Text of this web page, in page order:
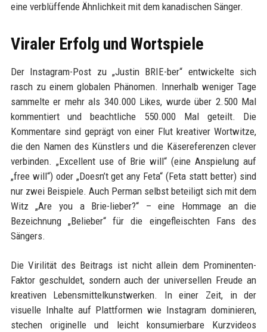
eine verblüffende Ähnlichkeit mit dem kanadischen Sänger.
Viraler Erfolg und Wortspiele
Der Instagram-Post zu „Justin BRIE-ber“ entwickelte sich
rasch zu einem globalen Phänomen. Innerhalb weniger Tage
sammelte er mehr als 340.000 Likes, wurde über 2.500 Mal
kommentiert und beachtliche 550.000 Mal geteilt. Die
Kommentare sind geprägt von einer Flut kreativer Wortwitze,
die den Namen des Künstlers und die Käsereferenzen clever
verbinden. „Excellent use of Brie will“ (eine Anspielung auf
„free will“) oder „Doesn’t get any Feta“ (Feta statt better) sind
nur zwei Beispiele. Auch Perman selbst beteiligt sich mit dem
Witz „Are you a Brie-lieber?“ – eine Hommage an die
Bezeichnung „Belieber“ für die eingefleischten Fans des
Sängers.
Die Virilität des Beitrags ist nicht allein dem Prominenten-
Faktor geschuldet, sondern auch der universellen Freude an
kreativen Lebensmittelkunstwerken. In einer Zeit, in der
visuelle Inhalte auf Plattformen wie Instagram dominieren,
stechen originelle und leicht konsumierbare Kurzvideos